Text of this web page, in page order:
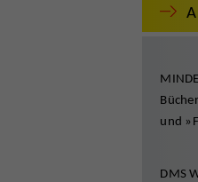
und
DMS